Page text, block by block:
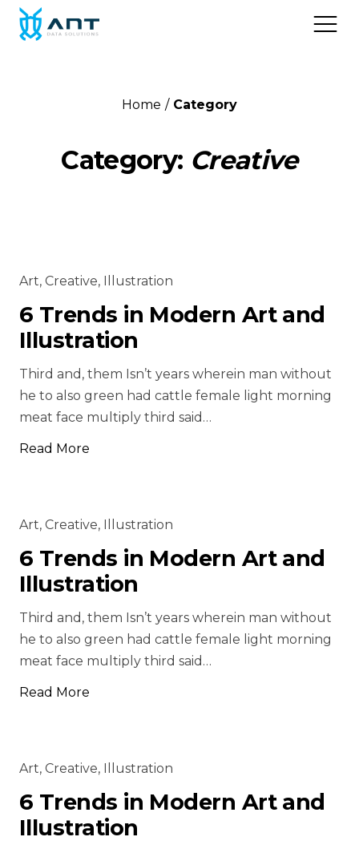
Over
Home Category
Category: Creative
Art, Creative, Illustration
6 Trends in Modern Art and
Illustration
Third and, them Isn’t years wherein man without
he to also green had cattle female light morning
meat face multiply third said…
Read More
Art, Creative, Illustration
6 Trends in Modern Art and
Illustration
Third and, them Isn’t years wherein man without
he to also green had cattle female light morning
meat face multiply third said…
Read More
Art, Creative, Illustration
6 Trends in Modern Art and
Illustration